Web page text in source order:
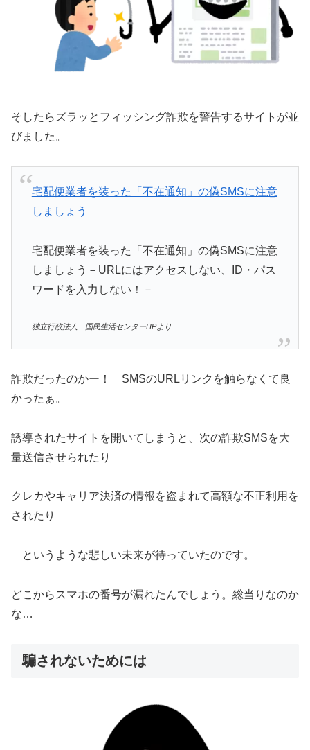
そしたらズラッとフィッシング詐欺を警告するサイトが並
びました。
宅配便業者を装った「不在通知」の偽SMSに注意
しましょう
宅配便業者を装った「不在通知」の偽SMSに注意
しましょう－URLにはアクセスしない、ID・パス
ワードを入力しない！－
独立行政法人 国民生活センターHPより
詐欺だったのかー！ SMSのURLリンクを触らなくて良
かったぁ。
誘導されたサイトを開いてしまうと、次の詐欺SMSを大
量送信させられたり
クレカやキャリア決済の情報を盗まれて高額な不正利用を
されたり
というような悲しい未来が待っていたのです。
どこからスマホの番号が漏れたんでしょう。総当りなのか
な…
騙されないためには